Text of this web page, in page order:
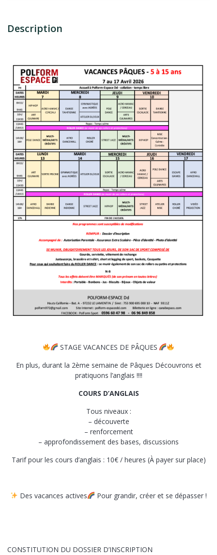
Description
STAGE VACANCES DE PÂQUES
En plus, durant la 2ème semaine de Pâques Découvrons et
pratiquons l’anglais !!!!
COURS D’ANGLAIS
Tous niveaux :
– découverte
– ⁠renforcement
– ⁠approfondissement des bases, discussions
Tarif pour les cours d’anglais : 10€ / heures (À payer sur place)
Des vacances actives Pour grandir, créer et se dépasser !
CONSTITUTION DU DOSSIER D’INSCRIPTION